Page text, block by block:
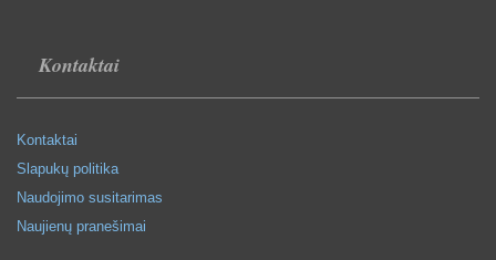
Kontaktai
Kontaktai
Slapukų politika
Naudojimo susitarimas
Naujienų pranešimai